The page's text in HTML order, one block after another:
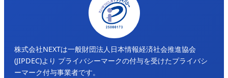
株式会社NEXTは一般財団法人日本情報経済社会推進協会
(JIPDEC)より プライバシーマークの付与を受けたプライバシ
ーマーク付与事業者です。